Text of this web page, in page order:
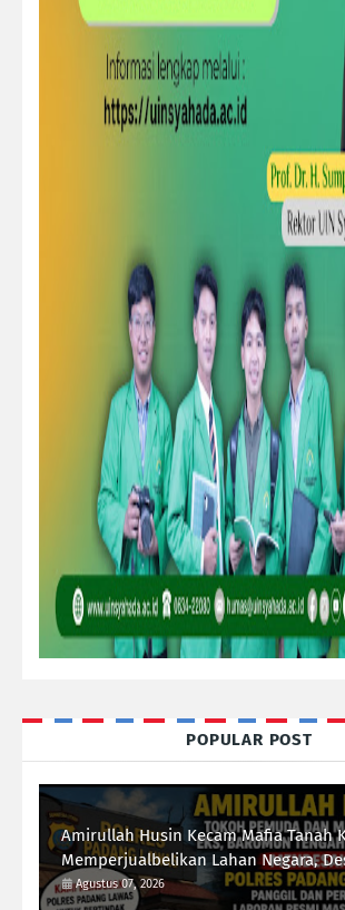
POPULAR POST
Amirullah Husin Kecam Mafia Tanah
Memperjualbelikan Lahan Negara,
Padang Lawas Tindak Tegas Mafia
Agustus 07, 2026